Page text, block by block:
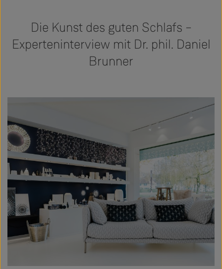
Die Kunst des guten Schlafs –
Experteninterview mit Dr. phil. Daniel
Brunner